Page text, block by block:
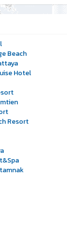
Beach
Hotel
Resort